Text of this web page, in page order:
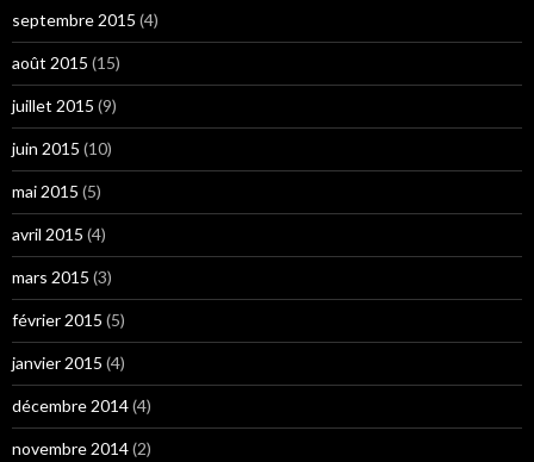
septembre 2015 (4)
août 2015 (15)
juillet 2015 (9)
juin 2015 (10)
mai 2015 (5)
avril 2015 (4)
mars 2015 (3)
février 2015 (5)
janvier 2015 (4)
décembre 2014(4)
novembre 2014(2)